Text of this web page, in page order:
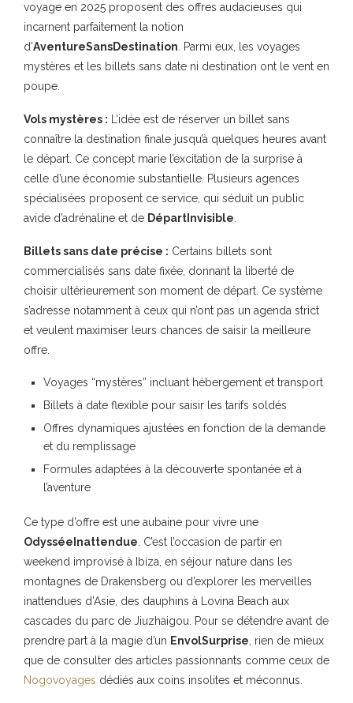
voyage en 2025 proposent des offres audacieuses qui
incarnent parfaitement la notion
d’AventureSansDestination . Parmi eux, les voyages
mystères et les billets sans date ni destination ont le vent en
poupe.
Vols mystères : L’idée est de réserver un billet sans
connaître la destination finale jusqu’à quelques heures avant
le départ. Ce concept marie l’excitation de la surprise à
celle d’une économie substantielle. Plusieurs agences
spécialisées proposent ce service, qui séduit un public
avide d’adrénaline et de DépartInvisible
Billets sans date précise : Certains billets sont
commercialisés sans date fixée, donnant la liberté de
choisir ultérieurement son moment de départ. Ce système
s’adresse notamment à ceux qui n’ont pas un agenda strict
et veulent maximiser leurs chances de saisir la meilleure
offre.
Voyages “mystères” incluant hébergement et transport
Billets à date flexible pour saisir les tarifs soldés
Offres dynamiques ajustées en fonction de la demande
et du remplissage
Formules adaptées à la découverte spontanée et à
l’aventure
Ce type d’offre est une aubaine pour vivre une
OdysséeInattendue . C’est l’occasion de partir en
weekend improvisé à Ibiza, en séjour nature dans les
montagnes de Drakensberg ou d’explorer les merveilles
inattendues d’Asie, des dauphins à Lovina Beach aux
cascades du parc de Jiuzhaigou. Pour se détendre avant de
prendre part à la magie d’un EnvolSurprise , rien de mieux
que de consulter des articles passionnants comme ceux de
Nogovoyages dédiés aux coins insolites et méconnus.